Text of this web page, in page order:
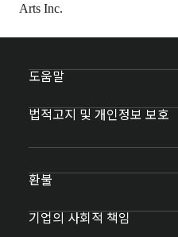
Arts Inc.
도움말
법적고지 및 개인정보 보호
환불
기업의 사회적 책임